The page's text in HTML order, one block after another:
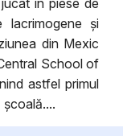
lacrimogene și
din Mexic
School of
astfel primul